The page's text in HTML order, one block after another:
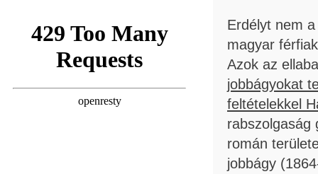
Erdélyt nem
magyar
Azok az
jobbágyokat
feltételekkel
rabszolgaság
román
jobbágy